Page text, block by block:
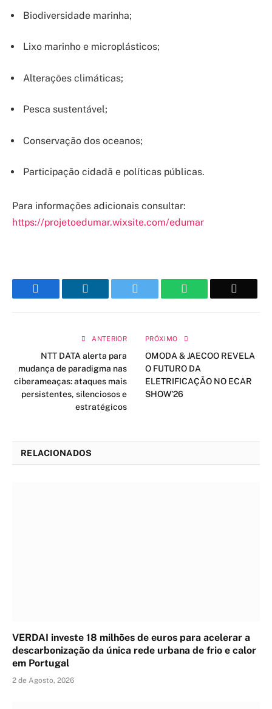
Biodiversidade marinha;
Lixo marinho e microplásticos;
Alterações climáticas;
Pesca sustentável;
Conservação dos oceanos;
Participação cidadã e políticas públicas.
Para informações adicionais consultar:
https://projetoedumar.wixsite.com/edumar
WhatsApp
ANTERIOR
NTT DATA alerta para
mudança de paradigma nas
ciberameaças: ataques mais
persistentes, silenciosos e
estratégicos
PRÓXIMO
OMODA & JAECOO REVELA
O FUTURO DA
ELETRIFICAÇÃO NO ECAR
SHOW’26
RELACIONADOS
VERDAI investe 18 milhões de euros para acelerar a
descarbonização da única rede urbana de frio e calor
em Portugal
2 de Agosto, 2026